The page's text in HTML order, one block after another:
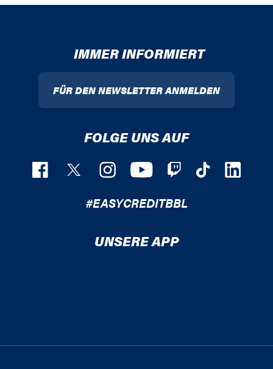
IMMER INFORMIERT
FÜR DEN NEWSLETTER ANMELDEN
FOLGE UNS AUF
#EASYCREDITBBL
UNSERE APP